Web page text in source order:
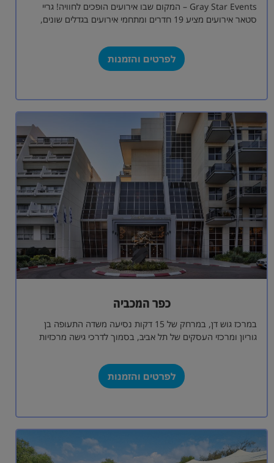
Gray Star Events – המקום שבו אירועים הופכים לחוויה! גריי
סטאר אירועים מציע 19 חדרים ומתחמי אירועים בגדלים שונים,
לפרטים והזמנות
כפר המכביה
במרכז גוש דן, במרחק של 15 דקות נסיעה משדה התעופה בן
גוריון ומרכזי העסקים של תל אביב, בסמוך לדרכי גישה מרכזיות
לפרטים והזמנות